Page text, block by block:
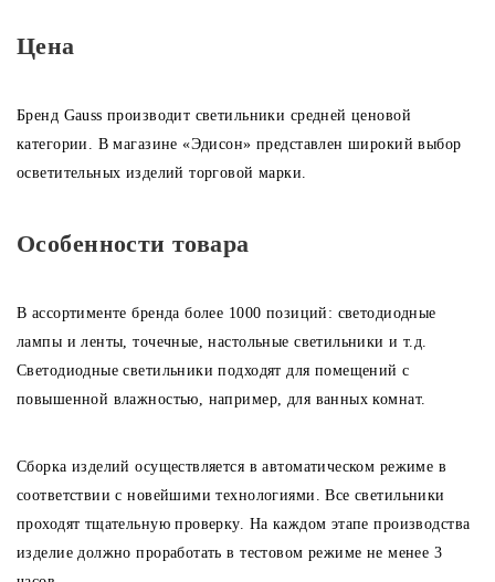
Фонари
Лампочки
Комплектующие
Акции
Частые вопросы
Контакты
Цена
Бренд Gauss производит светильники средней ценовой
категории. В магазине «Эдисон» представлен широкий выбор
осветительных изделий торговой марки.
Особенности товара
В ассортименте бренда более 1000 позиций: светодиодные
лампы и ленты, точечные, настольные светильники и т.д.
Светодиодные светильники подходят для помещений с
повышенной влажностью, например, для ванных комнат.
Сборка изделий осуществляется в автоматическом режиме в
соответствии с новейшими технологиями. Все светильники
проходят тщательную проверку. На каждом этапе производства
изделие должно проработать в тестовом режиме не менее 3